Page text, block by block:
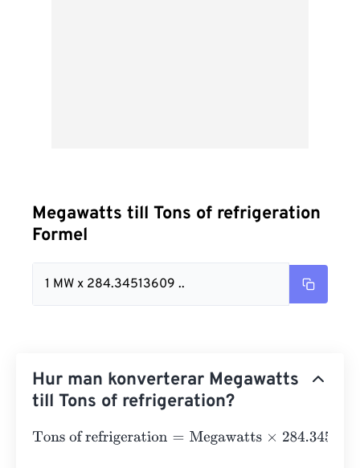
Megawatts till Tons of refrigeration
Formel
1 MW x 284.34513609 ..
Hur man konverterar Megawatts
till Tons of refrigeration?
Tons of refrigeration=Megawatts×284.34513609